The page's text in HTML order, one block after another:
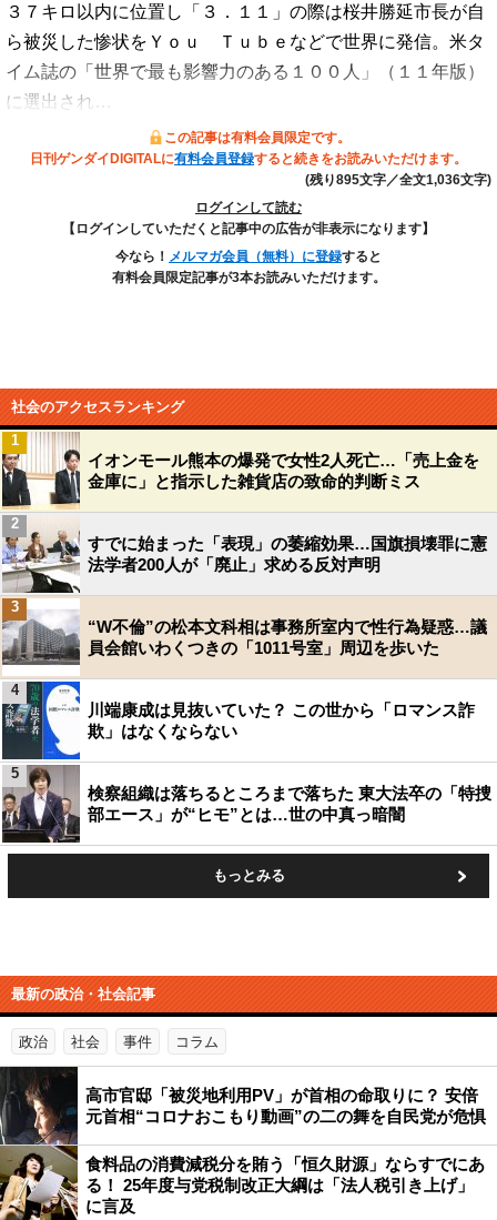
３７キロ以内に位置し「３．１１」の際は桜井勝延市長が自
ら被災した惨状をＹｏｕ Ｔｕｂｅなどで世界に発信。米タ
イム誌の「世界で最も影響力のある１００人」（１１年版）
に選出され…
この記事は有料会員限定です。
日刊ゲンダイDIGITALに有料会員登録すると続きをお読みいただけます。
(残り895文字／全文1,036文字)
ログインして読む
【ログインしていただくと記事中の広告が非表示になります】
今なら！ メルマガ会員（無料）に登録すると
有料会員限定記事が3本お読みいただけます。
社会のアクセスランキング
イオンモール熊本の爆発で女性2人死亡…「売上金を
金庫に」と指示した雑貨店の致命的判断ミス
1
すでに始まった「表現」の萎縮効果…国旗損壊罪に憲
法学者200人が「廃止」求める反対声明
2
“W不倫”の松本文科相は事務所室内で性行為疑惑…議
員会館いわくつきの「1011号室」周辺を歩いた
3
川端康成は見抜いていた？ この世から「ロマンス詐
欺」はなくならない
4
検察組織は落ちるところまで落ちた 東大法卒の「特捜
部エース」が“ヒモ”とは…世の中真っ暗闇
5
もっとみる
最新の政治・社会記事
政治 社会 事件 コラム
高市官邸「被災地利用PV」が首相の命取りに？ 安倍
元首相“コロナおこもり動画”の二の舞を自民党が危惧
食料品の消費減税分を賄う「恒久財源」ならすでにあ
る！ 25年度与党税制改正大綱は「法人税引き上げ」
に言及